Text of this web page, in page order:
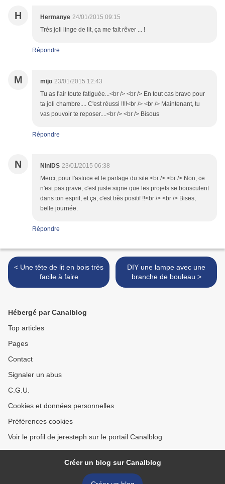
H Hermanye 24/01/2015 09:15
Très joli linge de lit, ça me fait rêver ... !
Répondre
M mijo 23/01/2015 12:43
Tu as l'air toute fatiguée...<br /> <br /> En tout cas bravo pour
ta joli chambre.... C'est réussi !!!!<br /> <br /> Maintenant, tu
vas pouvoir te reposer....<br /> <br /> Bisous
Répondre
N NiniDS 23/01/2015 06:38
Merci, pour l'astuce et le partage du site.<br /> <br /> Non, ce
n'est pas grave, c'est juste signe que les projets se bousculent
dans ton esprit, et ça, c'est très positif !!<br /> <br /> Bises,
belle journée.
Répondre
< Une tête de lit en bois très
facile à faire
DIY une lampe avec une
branche de bouleau >
Hébergé par Canalblog
Top articles
Pages
Contact
Signaler un abus
C.G.U.
Cookies et données personnelles
Préférences cookies
Voir le profil de jeresteph sur le portail Canalblog
Créer un blog sur Canalblog